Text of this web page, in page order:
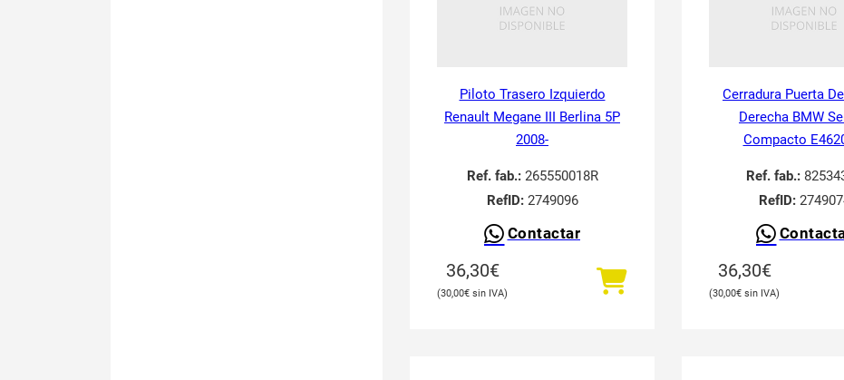
Piloto Trasero Izquierdo
Renault Megane III Berlina 5P
2008-
Ref. fab.:265550018R
RefID:2749096
Contactar
36,30€
30,00€
Cerradura Puerta
Derecha BMW
Compacto
Ref. fab.:
RefID:
36,30€
30,00€